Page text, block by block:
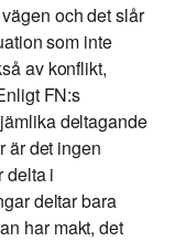
och det slår
som inte
av konflikt,
FN:s
deltagande
är det ingen
delta i
deltar bara
har makt, det